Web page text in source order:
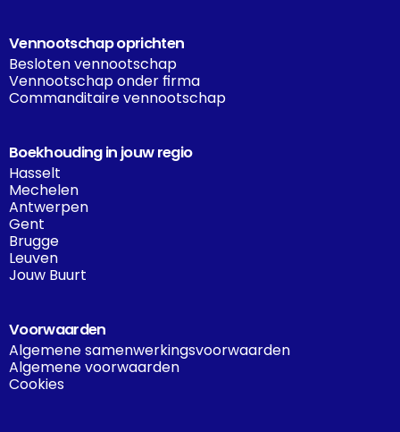
Vennootschap oprichten
Besloten vennootschap
Vennootschap onder firma
Commanditaire vennootschap
Boekhouding in jouw regio
Hasselt
Mechelen
Antwerpen
Gent
Brugge
Leuven
Jouw Buurt
Voorwaarden
Algemene samenwerkingsvoorwaarden
Algemene voorwaarden
Cookies